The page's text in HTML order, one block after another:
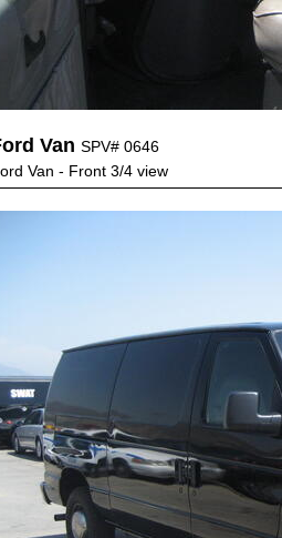
Van SPV# 0646
Van - Front 3/4 view